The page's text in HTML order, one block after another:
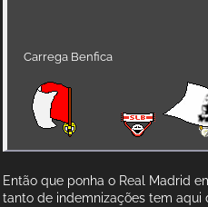
Carrega Benfica
Então que ponha o Real Madrid
tanto de indemnizações tem aqui